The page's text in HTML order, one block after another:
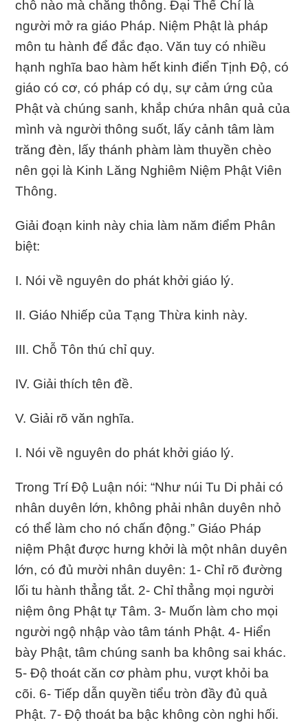
chỗ nào mà chẳng thông. Đại Thế Chí là
người mở ra giáo Pháp. Niệm Phật là pháp
môn tu hành để đắc đạo. Văn tuy có nhiều
hạnh nghĩa bao hàm hết kinh điển Tịnh Độ, có
giáo có cơ, có pháp có dụ, sự cảm ứng của
Phật và chúng sanh, khắp chứa nhân quả của
mình và người thông suốt, lấy cảnh tâm làm
trăng đèn, lấy thánh phàm làm thuyền chèo
nên gọi là Kinh Lăng Nghiêm Niệm Phật Viên
Thông.
Giải đoạn kinh này chia làm năm điểm Phân
biệt:
I. Nói về nguyên do phát khởi giáo lý.
II. Giáo Nhiếp của Tạng Thừa kinh này.
III. Chỗ Tôn thú chỉ quy.
IV. Giải thích tên đề.
V. Giải rõ văn nghĩa.
I. Nói về nguyên do phát khởi giáo lý.
Trong Trí Độ Luận nói: “Như núi Tu Di phải có
nhân duyên lớn, không phải nhân duyên nhỏ
có thể làm cho nó chấn động.” Giáo Pháp
niệm Phật được hưng khởi là một nhân duyên
lớn, có đủ mười nhân duyên: 1- Chỉ rõ đường
lối tu hành thẳng tắt. 2- Chỉ thẳng mọi người
niệm ông Phật tự Tâm. 3- Muốn làm cho mọi
người ngộ nhập vào tâm tánh Phật. 4- Hiển
bày Phật, tâm chúng sanh ba không sai khác.
5- Độ thoát căn cơ phàm phu, vượt khỏi ba
cõi. 6- Tiếp dẫn quyền tiểu tròn đầy đủ quả
Phật. 7- Độ thoát ba bậc không còn nghi hối.